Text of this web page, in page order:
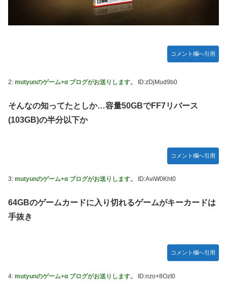
海外「日本なんて行くんじゃなかった…」 日本を知ってし
まったディズニー信者、帰国後『本家』に失望する事態に
LIAR GAME -ライアーゲーム- 第17話 感想：秋山さんの逆
【画像】エチビデ女優さん、番組の企画でハッスルしすぎて
【ウマ娘】わたしの全力受け止めて♡ ←「またへんないき
ものがふえてる…」
海外「全部日本の真似だったのか…」 日本の普通のテレビ
【エ●漫画】乱交物のエ●漫画←これｗｗｗ
【競馬】あの武ルメ痛バッグのファンさん、二人とツーショ
【学マス】AIライザに対抗して学マスもAIアイドルを出そう
【デレマス】 仮面ライダーバロンＰ第２話「蒼翼の乙女」
【試合実況】西武２軍スタメン 先発:杉山遙希（2026.8.9）
【J2第1節 鳥栖×甲府】鳥栖が好相性の甲府に2-0快勝で5年
コメント欄へ引用
2: mutyunのゲーム+α ブログがお送りします。 ID:zDjMud9b0
そんなの知ってたとしか…容量50GBでFF7リバース
(103GB)の半分以下か
コメント欄へ引用
3: mutyunのゲーム+α ブログがお送りします。 ID:AviW0Kht0
64GBのゲームカードに入り切れるゲームがキーカードは
手抜き
コメント欄へ引用
4: mutyunのゲーム+α ブログがお送りします。 ID:nzo+8OzI0